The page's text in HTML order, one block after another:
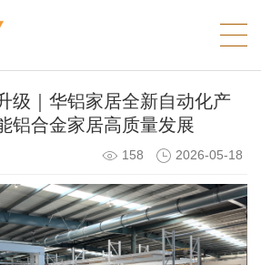
级｜华铝家居全新自动化产
铝合金家居高质量发展
158 2026-05-18